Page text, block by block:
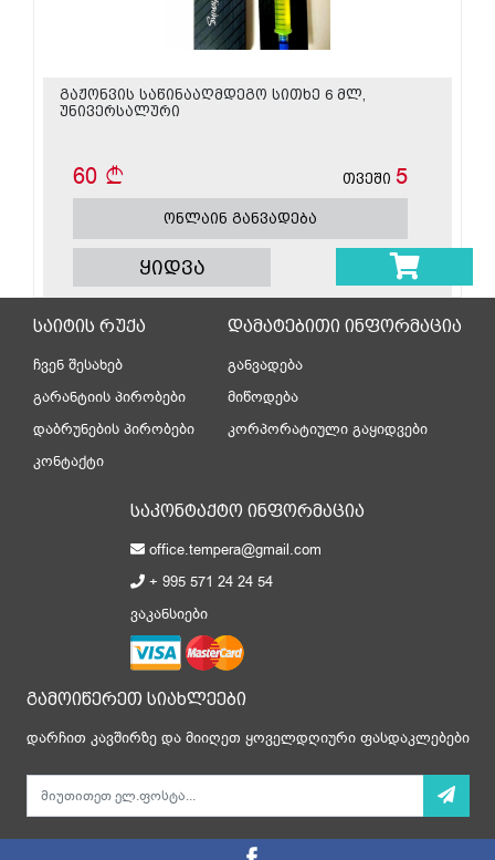
გაჟონვის საწინააღმდეგო სითხე 6 მლ,
უნივერსალური
60 თვეში 5
ონლაინ განვადება
ყიდვა
საიტის რუქა
ჩვენ შესახებ
გარანტიის პირობები
დაბრუნების პირობები
კონტაქტი
დამატებითი ინფორმაცია
განვადება
მიწოდება
კორპორატიული გაყიდვები
საკონტაქტო ინფორმაცია
office.tempera@gmail.com
+ 995 571 24 24 54
ვაკანსიები
გამოიწერეთ სიახლეები
დარჩით კავშირზე და მიიღეთ ყოველდღიური ფასდაკლებები